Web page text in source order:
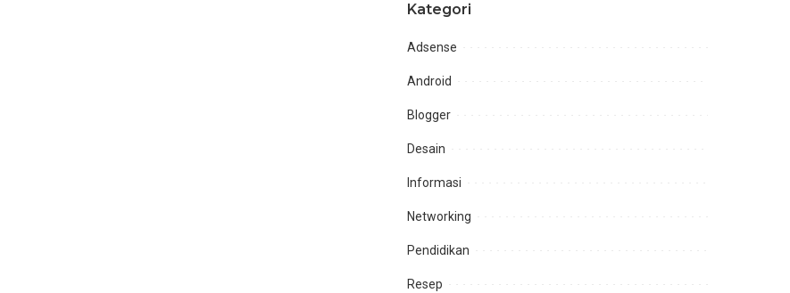
Kategori
Adsense
Android
Blogger
Desain
Informasi
Networking
Pendidikan
Resep